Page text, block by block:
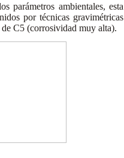
parámetros ambientales, esta
por técnicas gravimétricas
C5 (corrosividad muy alta).